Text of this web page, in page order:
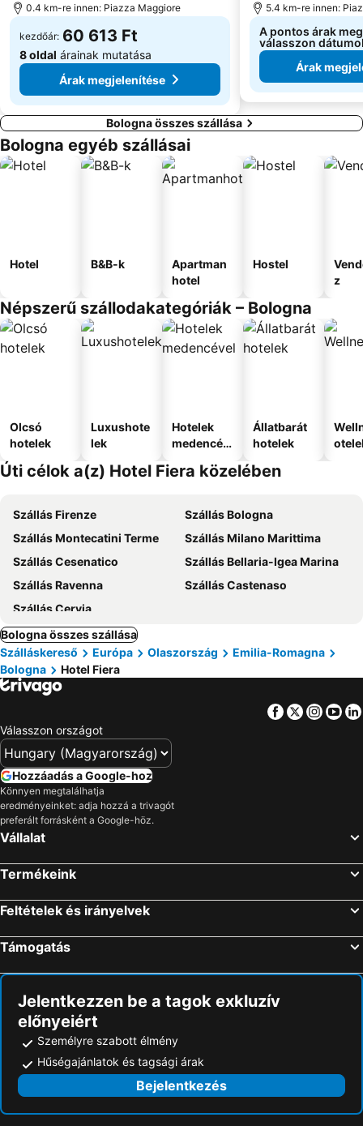
0.4 km-re innen: Piazza Maggiore
kezdőár: 60 613 Ft
8 oldal árainak mutatása
Árak megjelenítése
5.4 km-re innen:
A pontos árak
válasszon
Árak
Bologna összes szállása
Bologna egyéb szállásai
Hotel B&B-k
Apartman
hotel
Hostel
z
Népszerű szállodakategóriák – Bologna
Olcsó
hotelek
Luxushote
lek
Hotelek
medencév
Állatbarát
hotelek
Úti célok a(z) Hotel Fiera közelében
Szállás Firenze
Szállás Bologna
Szállás Montecatini Terme
Szállás Milano Marittima
Szállás Cesenatico
Szállás Bellaria-Igea Marina
Szállás Ravenna
Szállás Castenaso
Szállás Cervia
Bologna összes szállása
Szálláskereső
Európa Olaszország
Emilia-Romagna
Bologna
Hotel Fiera
Facebook
Twitter
Válasszon országot
Hozzáadás a Google-hoz
Könnyen megtalálhatja
eredményeinket: adja hozzá a trivagót
preferált forrásként a Google-höz.
Vállalat
Termékeink
Feltételek és irányelvek
Támogatás
Jelentkezzen be a tagok exkluzív
előnyeiért
Személyre szabott élmény
Hűségajánlatok és tagsági árak
Bejelentkezés